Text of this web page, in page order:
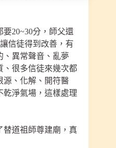
20~30分，師父還
信徒得到改善，有
、異常聲音、亂夢
、很多信徒來幾次都
源、化解、開符醫
乾淨氣場，這樣處理
替道祖師尊建廟，真